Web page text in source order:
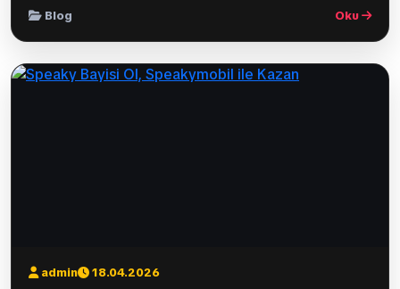
Blog Oku
admin 18.04.2026